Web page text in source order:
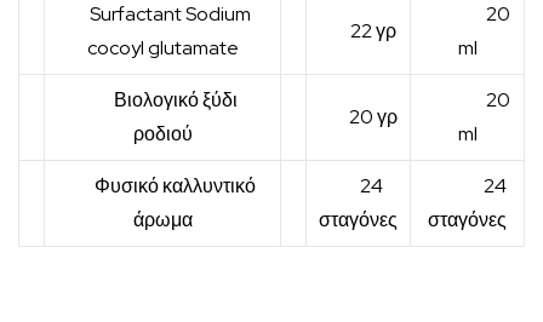
Surfactant Sodium
cocoyl glutamate
22 γρ
20
ml
Βιολογικό ξύδι
ροδιού
20 γρ
20
ml
Φυσικό καλλυντικό
άρωμα
24
σταγόνες
24
σταγόνες